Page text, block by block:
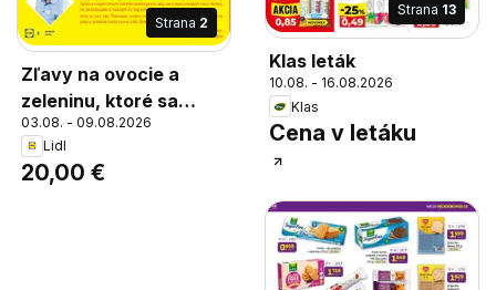
Strana 2
Zľavy na ovocie a
zeleninu, ktoré sa
oplatia., Desiatky
druhov ovocia a
zeleniny až -20%
03.08. - 09.08.2026
Lidl
20,00 €
Strana 13
Klas leták
10.08. - 16.08.2026
Klas
Cena v letáku